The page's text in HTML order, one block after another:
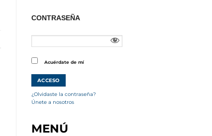
CONTRASEÑA
Acuérdate de mí
¿Olvidaste la contraseña?
Únete a nosotros
MENÚ